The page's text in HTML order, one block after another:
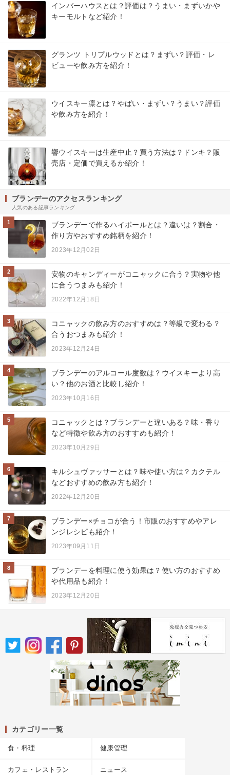
インバーハウスとは？評価は？うまい・まずいかや
キーモルトなど紹介！
グランツ トリプルウッドとは？まずい？評価・レ
ビューや飲み方を紹介！
ウイスキー凛とは？やばい・まずい？うまい？評価
や飲み方を紹介！
響ウイスキーは生産中止？買う方法は？ドンキ？販
売店・定価で買えるか紹介！
ブランデーのアクセスランキング
人気のある記事ランキング
1
ブランデーで作るハイボールとは？違いは？割合・
作り方やおすすめ銘柄を紹介！
2023年12月02日
2
安物のキャンディーがコニャックに合う？実物や他
に合うつまみも紹介！
2022年12月18日
3
コニャックの飲み方のおすすめは？等級で変わる？
合うおつまみも紹介！
2023年12月24日
4
ブランデーのアルコール度数は？ウイスキーより高
い？他のお酒と比較し紹介！
2023年10月16日
5
コニャックとは？ブランデーと違いある？味・香り
など特徴や飲み方のおすすめも紹介！
2023年10月29日
6
キルシュヴァッサーとは？味や使い方は？カクテル
などおすすめの飲み方も紹介！
2022年12月20日
7
ブランデー×チョコが合う！市販のおすすめやアレ
ンジレシピも紹介！
2023年09月11日
8
ブランデーを料理に使う効果は？使い方のおすすめ
や代用品も紹介！
2023年12月20日
カテゴリー一覧
食・料理 健康管理
カフェ・レストラン ニュース